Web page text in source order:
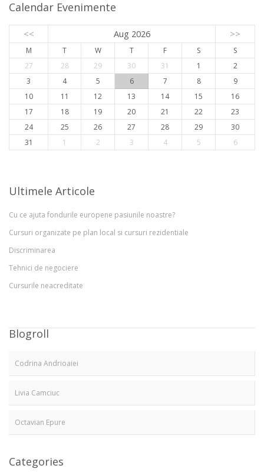
Calendar Evenimente
<< Aug 2026 >>
M T W T F S
S
27
28 29 30 31 1
2
3
4 5 6 7 8
9
10
11 12 13 14 15
16
17
18 19 20 21 22
23
24
25 26 27 28 29
30
31
1 2 3 4 5 6
Ultimele Articole
Cu ce ajuta fondurile europene pasiunile noastre?
Cursuri organizate pe plan local si cursuri rezidentiale
Discriminarea
Tehnici de negociere
Cursurile neacreditate
Blogroll
Codrina Andrioaiei
Livia Camciuc
Octavian Epure
Categories